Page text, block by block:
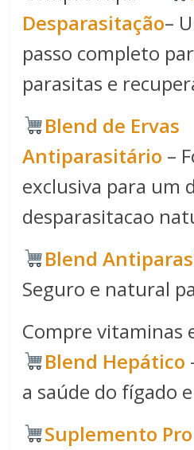
Desparasitação–
passo completo
parasitas e
Blend de Ervas
Antiparasitário –
exclusiva para um
desparasitacao
Blend
Seguro e natural
Compre vitaminas
Blend Hepático
a saúde do fígado
Suplemento